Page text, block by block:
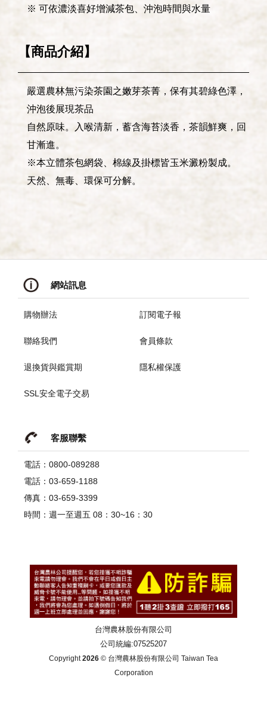
※ 可依濃淡喜好增減茶包、沖泡時間與水量
【商品介紹】
嚴選農林無污染茶園之嫩芽茶菁，保有其碧綠色澤，
沖泡後展現茶品
自然原味。入喉清新，蓄含海苔淡香，茶韻鮮爽，回
甘漸進。
※本立體茶包網袋、棉線及掛標皆玉米澱粉製成。
天然、無毒、環保可分解。
網站訊息
購物辦法 訂閱電子報
聯絡我們 會員條款
退換貨與鑑賞期 隱私權保護
SSL安全電子交易
客服聯繫
電話：0800-089288
電話：03-659-1188
傳真：03-659-3399
時間：週一至週五 08：30~16：30
台灣農林股份有限公司
公司統編:07525207
Copyright2026 © 台灣農林股份有限公司 Taiwan Tea
Corporation